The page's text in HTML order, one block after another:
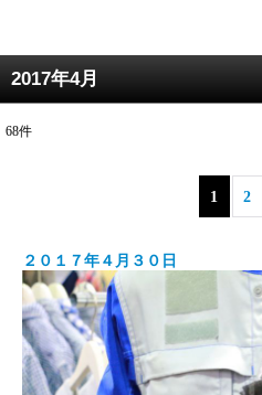
2017年4月
68件
1 2
２０１７年４月３０日